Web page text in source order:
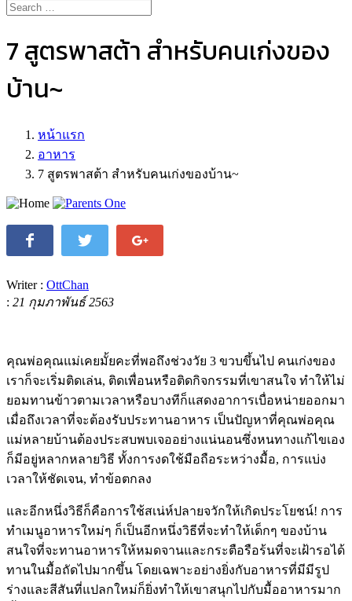
7 สูตรพาสต้า สำหรับคนเก่งของ
บ้าน~
หน้าแรก
อาหาร
7 สูตรพาสต้า สำหรับคนเก่งของบ้าน~
Writer : OttChan
: 21 กุมภาพันธ์ 2563
คุณพ่อคุณแม่เคยมั้ยคะที่พอถึงช่วงวัย 3 ขวบขึ้นไป คนเก่งของ
เราก็จะเริ่มติดเล่น, ติดเพื่อนหรือติดกิจกรรมที่เขาสนใจ ทำให้ไม่
ยอมทานข้าวตามเวลาหรือบางทีก็แสดงอาการเบื่อหน่ายออกมา
เมื่อถึงเวลาที่จะต้องรับประทานอาหาร เป็นปัญหาที่คุณพ่อคุณ
แม่หลายบ้านต้องประสบพบเจออย่างแน่นอนซึ่งหนทางแก้ไขเอง
ก็มีอยู่หลากหลายวิธี ทั้งการงดใช้มือถือระหว่างมื้อ, การแบ่ง
เวลาให้ชัดเจน, ทำข้อตกลง
และอีกหนึ่งวิธีก็คือการใช้สเน่ห์ปลายจวักให้เกิดประโยชน์! การ
ทำเมนูอาหารใหม่ๆ ก็เป็นอีกหนึ่งวิธีที่จะทำให้เด็กๆ ของบ้าน
สนใจที่จะทานอาหารให้หมดจานและกระตือรือร้นที่จะเฝ้ารอได้
ทานในมื้อถัดไปมากขึ้น โดยเฉพาะอย่างยิ่งกับอาหารที่มีมีรูป
ร่างและสีสันที่แปลกใหม่ก็ยิ่งทำให้เขาสนุกไปกับมื้ออาหารมาก